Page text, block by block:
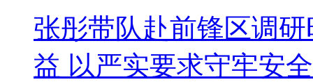
张彤带队赴前锋区调
益 以严实要求守牢安